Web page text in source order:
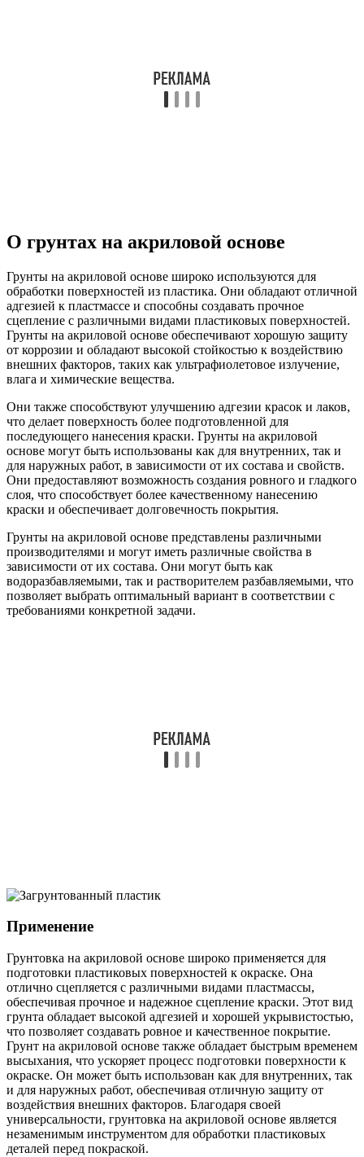
О грунтах на акриловой основе
Грунты на акриловой основе широко используются для
обработки поверхностей из пластика. Они обладают отличной
адгезией к пластмассе и способны создавать прочное
сцепление с различными видами пластиковых поверхностей.
Грунты на акриловой основе обеспечивают хорошую защиту
от коррозии и обладают высокой стойкостью к воздействию
внешних факторов, таких как ультрафиолетовое излучение,
влага и химические вещества.
Они также способствуют улучшению адгезии красок и лаков,
что делает поверхность более подготовленной для
последующего нанесения краски. Грунты на акриловой
основе могут быть использованы как для внутренних, так и
для наружных работ, в зависимости от их состава и свойств.
Они предоставляют возможность создания ровного и гладкого
слоя, что способствует более качественному нанесению
краски и обеспечивает долговечность покрытия.
Грунты на акриловой основе представлены различными
производителями и могут иметь различные свойства в
зависимости от их состава. Они могут быть как
водоразбавляемыми, так и растворителем разбавляемыми, что
позволяет выбрать оптимальный вариант в соответствии с
требованиями конкретной задачи.
Применение
Грунтовка на акриловой основе широко применяется для
подготовки пластиковых поверхностей к окраске. Она
отлично сцепляется с различными видами пластмассы,
обеспечивая прочное и надежное сцепление краски. Этот вид
грунта обладает высокой адгезией и хорошей укрывистостью,
что позволяет создавать ровное и качественное покрытие.
Грунт на акриловой основе также обладает быстрым временем
высыхания, что ускоряет процесс подготовки поверхности к
окраске. Он может быть использован как для внутренних, так
и для наружных работ, обеспечивая отличную защиту от
воздействия внешних факторов. Благодаря своей
универсальности, грунтовка на акриловой основе является
незаменимым инструментом для обработки пластиковых
деталей перед покраской.